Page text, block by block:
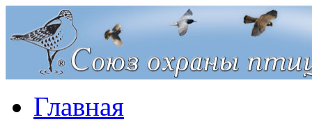
Главная